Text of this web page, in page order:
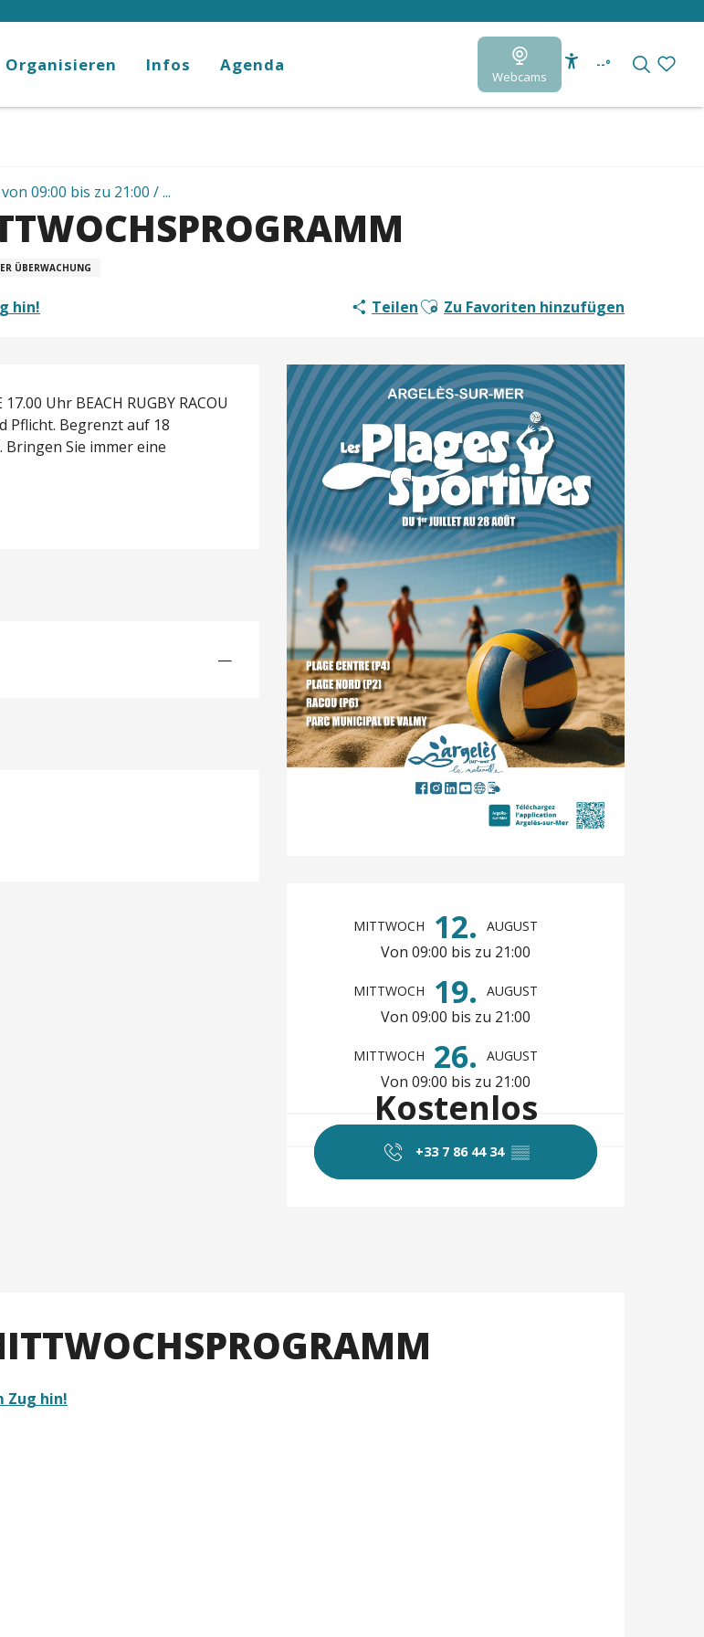
Webcams
--°
Organisieren Infos Agenda
09:00 bis zu 21:00 / ...
ÜBERWACHUNG
hin! TeilenAjouter aux favoris
Zu Favoriten hinzufügen
Öffnungszeiten &
MITTWOCH 12. AUGUST
Von 09:00 bis zu 21:00
MITTWOCH 19. AUGUST
Von 09:00 bis zu 21:00
MITTWOCH 26. AUGUST
Von 09:00 bis zu 21:00
Kostenlos
+33 7 86 44 34 ▒▒
Uhr BEACH RUGBY RACOU
Pflicht. Begrenzt auf 18
Bringen Sie immer eine
—
Zug hin!